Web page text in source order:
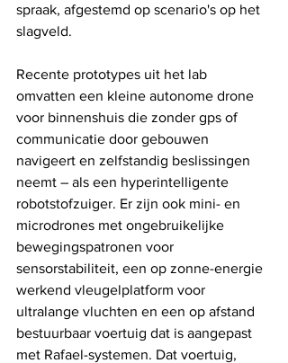
spraak, afgestemd op scenario's op het
slagveld.
Recente prototypes uit het lab
omvatten een kleine autonome drone
voor binnenshuis die zonder gps of
communicatie door gebouwen
navigeert en zelfstandig beslissingen
neemt – als een hyperintelligente
robotstofzuiger. Er zijn ook mini- en
microdrones met ongebruikelijke
bewegingspatronen voor
sensorstabiliteit, een op zonne-energie
werkend vleugelplatform voor
ultralange vluchten en een op afstand
bestuurbaar voertuig dat is aangepast
met Rafael-systemen. Dat voertuig,